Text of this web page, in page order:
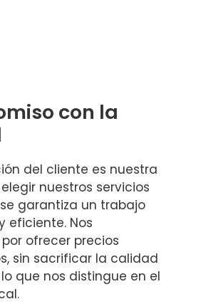
con la
del cliente es nuestra
nuestros servicios
garantiza un trabajo
eficiente. Nos
ofrecer precios
sin sacrificar la calidad
que nos distingue en el